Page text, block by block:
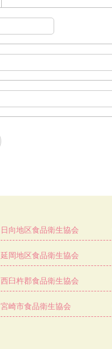
日向地区食品衛生協会
延岡地区食品衛生協会
西臼杵郡食品衛生協会
宮崎市食品衛生協会